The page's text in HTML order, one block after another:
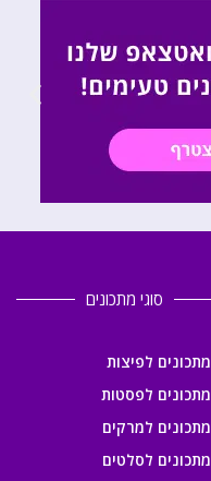
סוגי מתכונים
מתכונים לפיצות
מתכונים לפסטות
מתכונים למרקים
מתכונים לסלטים